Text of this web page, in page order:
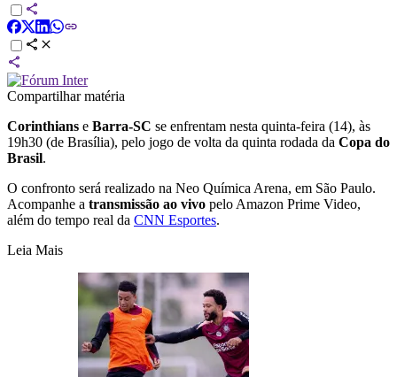
Compartilhar matéria
Corinthians e Barra-SC se enfrentam nesta quinta-feira (14), às
19h30 (de Brasília), pelo jogo de volta da quinta rodada da Copa do
Brasil.
O confronto será realizado na Neo Química Arena, em São Paulo.
Acompanhe a transmissão ao vivo pelo Amazon Prime Video,
além do tempo real da CNN Esportes.
Leia Mais